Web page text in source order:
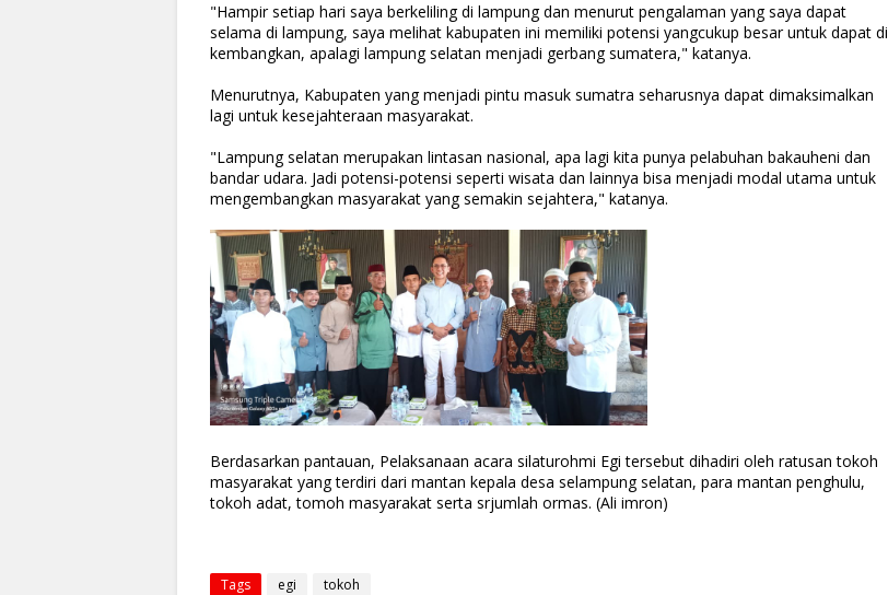
"Hampir setiap hari saya berkeliling di lampung dan menurut pengalaman yang saya dapat
selama di lampung, saya melihat kabupaten ini memiliki potensi yangcukup besar untuk dapat di
kembangkan, apalagi lampung selatan menjadi gerbang sumatera," katanya.
Menurutnya, Kabupaten yang menjadi pintu masuk sumatra seharusnya dapat dimaksimalkan
lagi untuk kesejahteraan masyarakat.
"Lampung selatan merupakan lintasan nasional, apa lagi kita punya pelabuhan bakauheni dan
bandar udara. Jadi potensi-potensi seperti wisata dan lainnya bisa menjadi modal utama untuk
mengembangkan masyarakat yang semakin sejahtera," katanya.
Berdasarkan pantauan, Pelaksanaan acara silaturohmi Egi tersebut dihadiri oleh ratusan tokoh
masyarakat yang terdiri dari mantan kepala desa selampung selatan, para mantan penghulu,
tokoh adat, tomoh masyarakat serta srjumlah ormas. (Ali imron)
Tags egi tokoh